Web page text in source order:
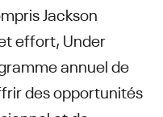
Jackson
effort, Under
annuel de
des opportunités